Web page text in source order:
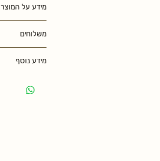
מידע על המוצר
משלוחים
מידע נוסף